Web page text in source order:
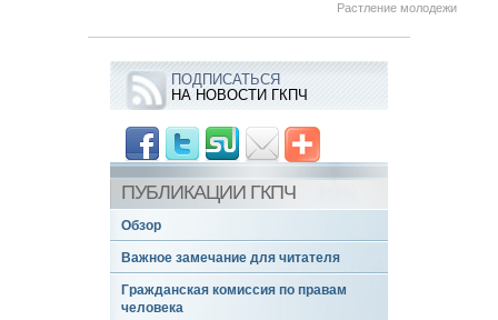
Растление молодежи
ПОДПИСАТЬСЯ
НА НОВОСТИ ГКПЧ
ПУБЛИКАЦИИ ГКПЧ
Обзор
Важное замечание для читателя
Гражданская комиссия по правам
человека